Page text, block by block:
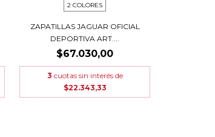
2 COLORES
ZAPATILLAS JAGUAR OFICIAL
DEPORTIVA ART....
$67.030,00
3 cuotas sin interés de
$22.343,33